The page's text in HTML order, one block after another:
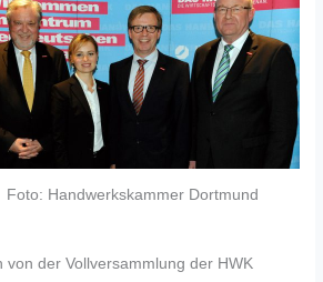
Foto: Handwerkskammer Dortmund
von der Vollversammlung der HWK